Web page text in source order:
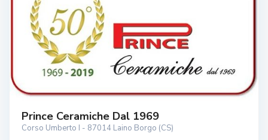
Prince Ceramiche Dal 1969
Corso Umberto I - 87014 Laino Borgo (CS)